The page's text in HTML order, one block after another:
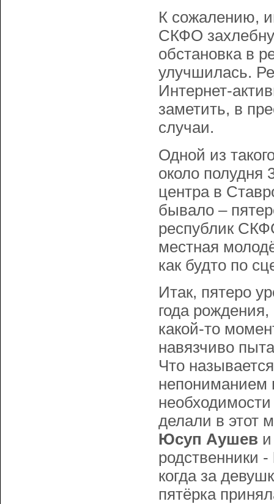
К сожалению,
СКФО
обстановка в
улучшилась.
Интернет-
заметить, в
случаи.
Одной из
около полудня
центра в
бывало –
республик
местная
как будто по
Итак, пятеро
года
какой-то
навязчиво
Что
непониманием
делали в этот
Юсуп Аушев
родственники -
когда за
пятёрка